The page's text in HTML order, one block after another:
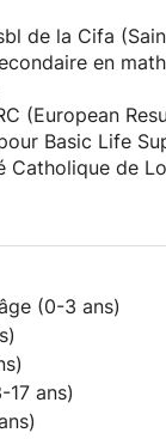
de la Cifa
en
(European
Basic Life
Catholique de
(0-3 ans)
17 ans)